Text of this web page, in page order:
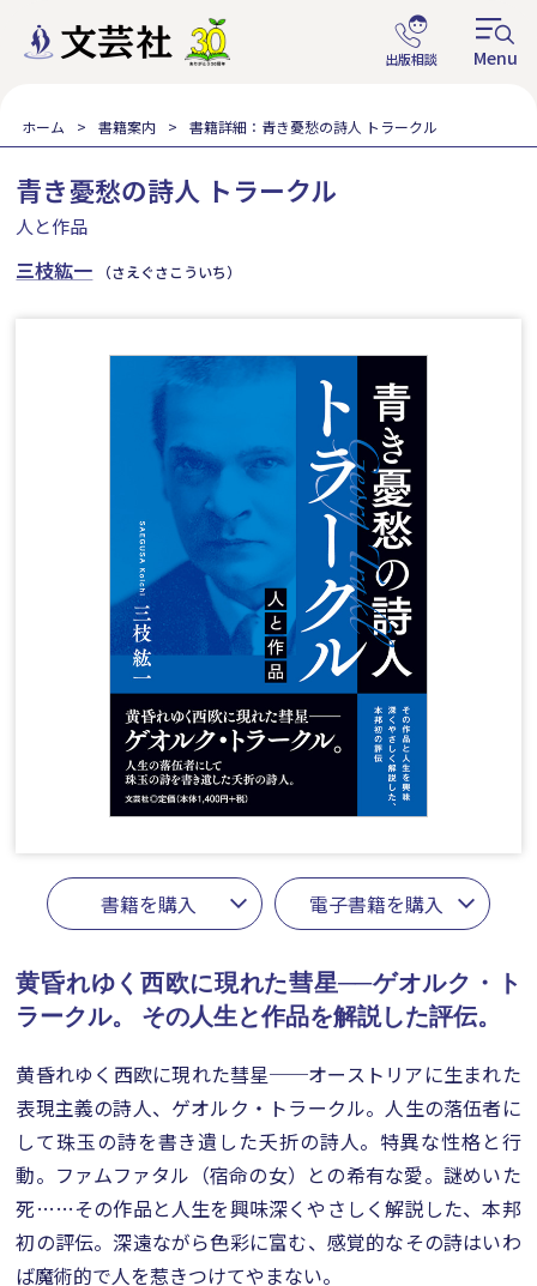
ホーム 書籍案内 書籍詳細：青き憂愁の詩人 トラークル
青き憂愁の詩人 トラークル
人と作品
三枝紘一 （さえぐさこういち）
書籍を購入 電子書籍を購入
黄昏れゆく西欧に現れた彗星──ゲオルク・ト
ラークル。
その人生と作品を解説した評伝。
黄昏れゆく西欧に現れた彗星──オーストリアに生まれた
表現主義の詩人、ゲオルク・トラークル。人生の落伍者に
して珠玉の詩を書き遺した夭折の詩人。特異な性格と行
動。ファムファタル（宿命の女）との希有な愛。謎めいた
死……その作品と人生を興味深くやさしく解説した、本邦
初の評伝。深遠ながら色彩に富む、感覚的なその詩はいわ
ば魔術的で人を惹きつけてやまない。